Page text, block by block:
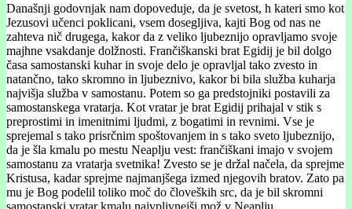
Današnji godovnjak nam dopoveduje, da je svetost, h kateri smo kot
Jezusovi učenci poklicani, vsem dosegljiva, kajti Bog od nas ne
zahteva nič drugega, kakor da z veliko ljubeznijo opravljamo svoje
majhne vsakdanje dolžnosti. Frančiškanski brat Egidij je bil dolgo
časa samostanski kuhar in svoje delo je opravljal tako zvesto in
natančno, tako skromno in ljubeznivo, kakor bi bila služba kuharja
najvišja služba v samostanu. Potem so ga predstojniki postavili za
samostanskega vratarja. Kot vratar je brat Egidij prihajal v stik s
preprostimi in imenitnimi ljudmi, z bogatimi in revnimi. Vse je
sprejemal s tako prisrčnim spoštovanjem in s tako sveto ljubeznijo,
da je šla kmalu po mestu Neaplju vest: frančiškani imajo v svojem
samostanu za vratarja svetnika! Zvesto se je držal načela, da sprejme
Kristusa, kadar sprejme najmanjšega izmed njegovih bratov. Zato pa
mu je Bog podelil toliko moč do človeških src, da je bil skromni
samostanski vratar kmalu najvplivnejši mož v Neaplju.